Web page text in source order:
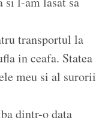
transportul la
in ceafa. Statea
meu si al surorii
dintr-o data